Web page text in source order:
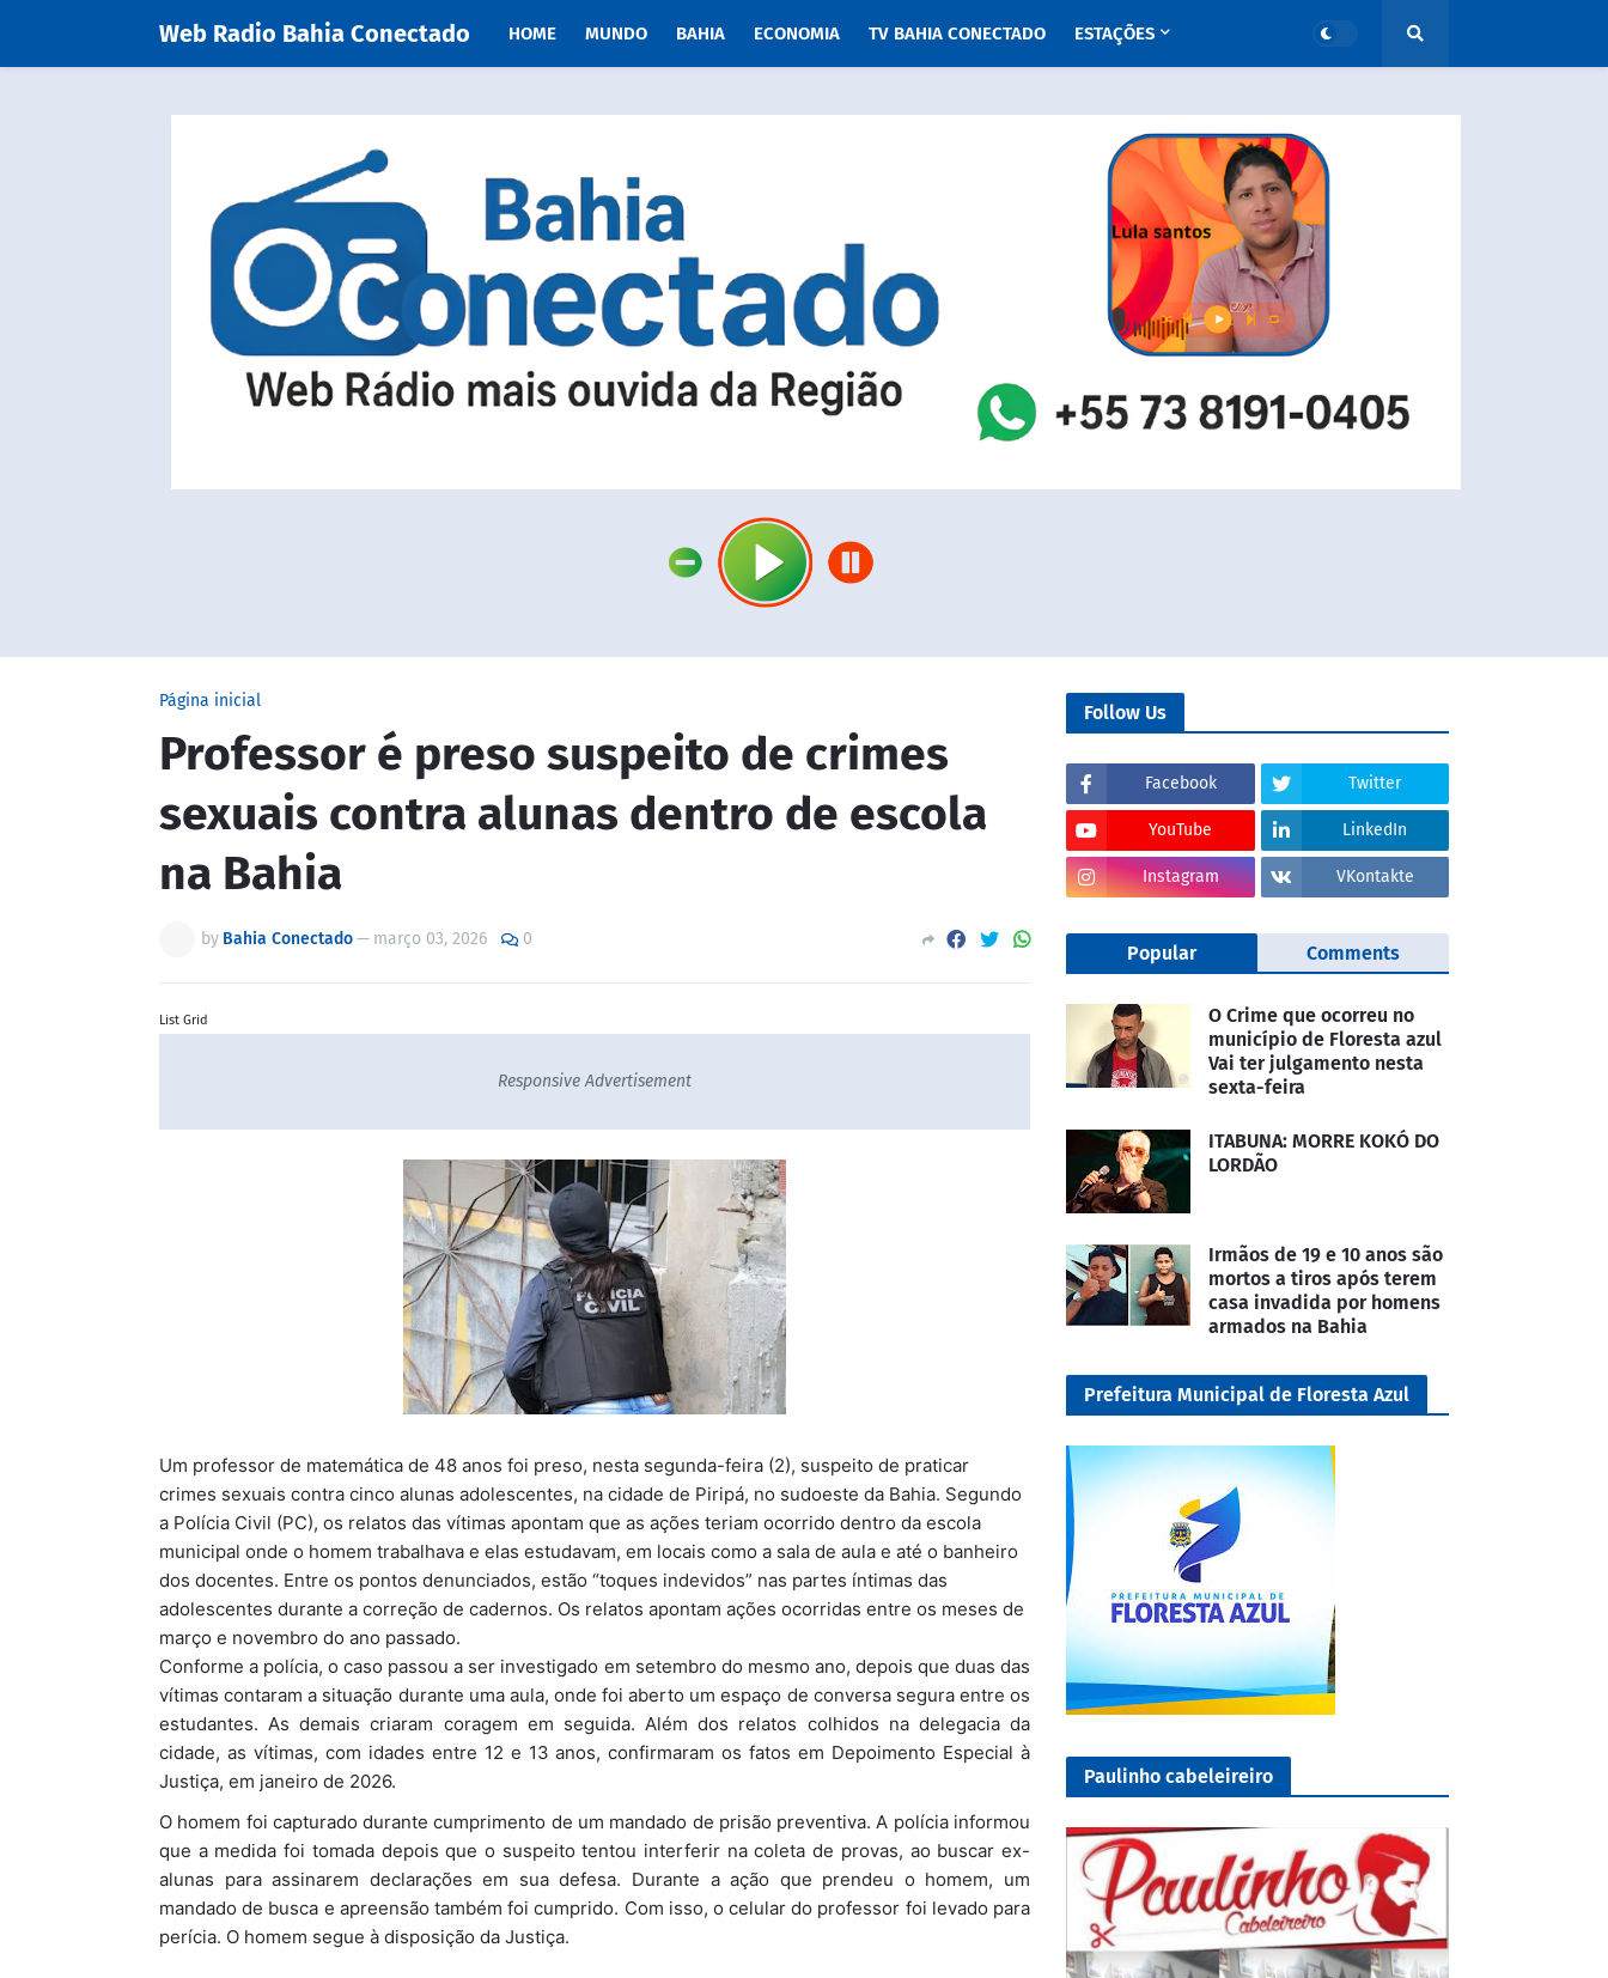
Web Radio Bahia Conectado HOME MUNDO BAHIA ECONOMIA TV BAHIA CONECTADO ESTAÇÕES
Página inicial
Professor é preso suspeito de crimes
sexuais contra alunas dentro de escola
na Bahia
by Bahia Conectado— março 03, 2026 0
List Grid
Responsive Advertisement
Um professor de matemática de 48 anos foi preso, nesta segunda-feira (2), suspeito de praticar
crimes sexuais contra cinco alunas adolescentes, na cidade de Piripá, no sudoeste da Bahia. Segundo
a Polícia Civil (PC), os relatos das vítimas apontam que as ações teriam ocorrido dentro da escola
municipal onde o homem trabalhava e elas estudavam, em locais como a sala de aula e até o banheiro
dos docentes. Entre os pontos denunciados, estão “toques indevidos” nas partes íntimas das
adolescentes durante a correção de cadernos. Os relatos apontam ações ocorridas entre os meses de
março e novembro do ano passado.
Conforme a polícia, o caso passou a ser investigado em setembro do mesmo ano, depois que duas das
vítimas contaram a situação durante uma aula, onde foi aberto um espaço de conversa segura entre os
estudantes. As demais criaram coragem em seguida. Além dos relatos colhidos na delegacia da
cidade, as vítimas, com idades entre 12 e 13 anos, confirmaram os fatos em Depoimento Especial à
Justiça, em janeiro de 2026.
O homem foi capturado durante cumprimento de um mandado de prisão preventiva. A polícia informou
que a medida foi tomada depois que o suspeito tentou interferir na coleta de provas, ao buscar ex-
alunas para assinarem declarações em sua defesa. Durante a ação que prendeu o homem, um
mandado de busca e apreensão também foi cumprido. Com isso, o celular do professor foi levado para
perícia. O homem segue à disposição da Justiça.
Follow Us
Facebook Twitter
YouTube LinkedIn
Instagram VKontakte
Popular Comments
O Crime que ocorreu no
município de Floresta azul
Vai ter julgamento nesta
sexta-feira
ITABUNA: MORRE KOKÓ DO
LORDÃO
Irmãos de 19 e 10 anos são
mortos a tiros após terem
casa invadida por homens
armados na Bahia
Prefeitura Municipal de Floresta Azul
Paulinho cabeleireiro